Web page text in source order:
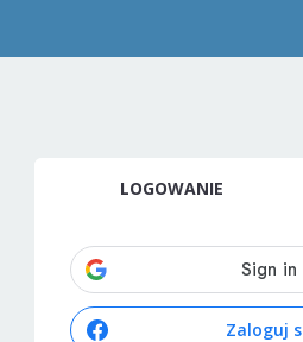
LOGOWANIE
Zaloguj